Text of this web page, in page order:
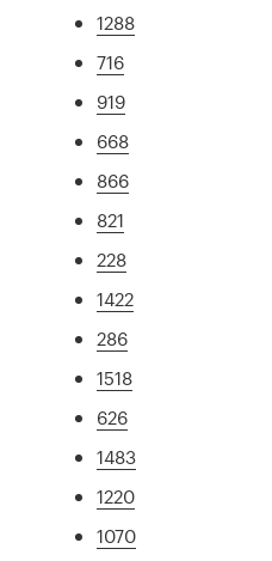
1288
716
919
668
866
821
228
1422
286
1518
626
1483
1220
1070